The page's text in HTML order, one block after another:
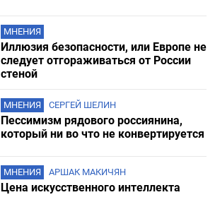
МНЕНИЯ
Иллюзия безопасности, или Европе не
следует отгораживаться от России
стеной
МНЕНИЯ СЕРГЕЙ ШЕЛИН
Пессимизм рядового россиянина,
который ни во что не конвертируется
МНЕНИЯ АРШАК МАКИЧЯН
Цена искусственного интеллекта